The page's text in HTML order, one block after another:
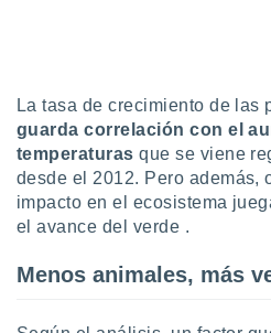
crear un
uso de
la
contenido
medir el
el
de
La tasa de crecimiento de las
guarda correlación con el
temperaturas que se viene
desde el 2012. Pero además,
impacto en el ecosistema
el avance del verde .
Menos animales, más